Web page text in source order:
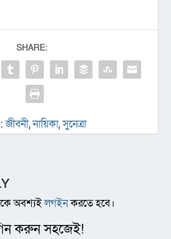
SHARE:
জীবনী,নায়িকা,সুনেত্রা
অবশ্যইলগইনকরতে হবে।
করুন সহজেই!